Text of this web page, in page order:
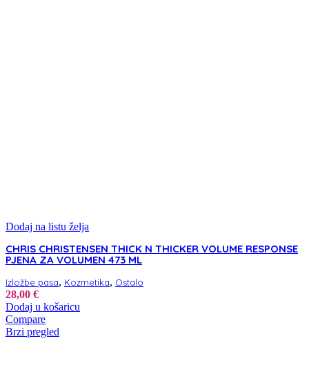
Dodaj na listu želja
CHRIS CHRISTENSEN THICK N THICKER VOLUME RESPONSE
PJENA ZA VOLUMEN 473 ML
Izložbe pasa, Kozmetika, Ostalo
28,00 €
Dodaj u košaricu
Compare
Brzi pregled